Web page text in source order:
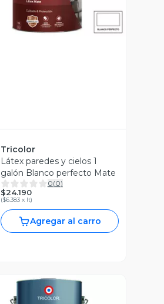
Tricolor
Látex paredes y cielos 1
galón Blanco perfecto Mate
0(0)
$24.190
($6.383 x lt)
Agregar al carro